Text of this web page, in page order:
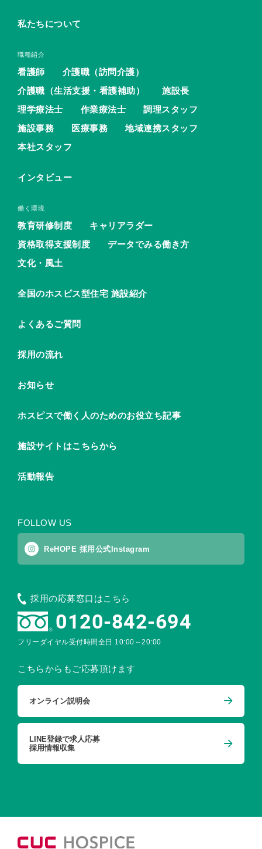
私たちについて
職種紹介
看護師
介護職（訪問介護）
介護職（生活支援・看護補助）
施設長
理学療法士
作業療法士
調理スタッフ
施設事務
医療事務
地域連携スタッフ
本社スタッフ
インタビュー
働く環境
教育研修制度
キャリアラダー
資格取得支援制度
データでみる働き方
文化・風土
全国のホスピス型住宅 施設紹介
よくあるご質問
採用の流れ
お知らせ
ホスピスで働く人のためのお役立ち記事
施設サイトはこちらから
活動報告
FOLLOW US
ReHOPE 採用公式Instagram
採用の応募窓口はこちら
0120-842-694
フリーダイヤル受付時間全日 10:00～20:00
こちらからもご応募頂けます
オンライン説明会
LINE登録で求人応募
採用情報収集